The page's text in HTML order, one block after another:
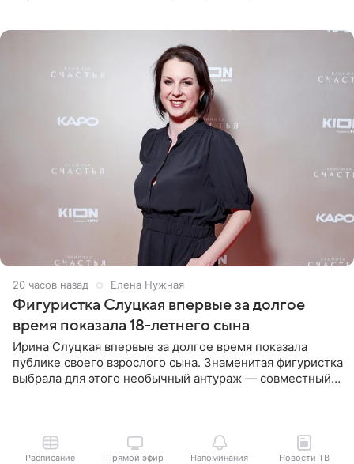
20 часов назад Елена Нужная
Фигуристка Слуцкая впервые за долгое
время показала 18-летнего сына
Ирина Слуцкая впервые за долгое время показала
публике своего взрослого сына. Знаменитая фигуристка
выбрала для этого необычный антураж — совместный
Расписание Прямой эфир Напоминания Новости ТВ